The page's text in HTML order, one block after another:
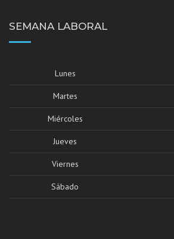
SEMANA LABORAL
Lunes
Martes
Miércoles
Jueves
Viernes
Sábado